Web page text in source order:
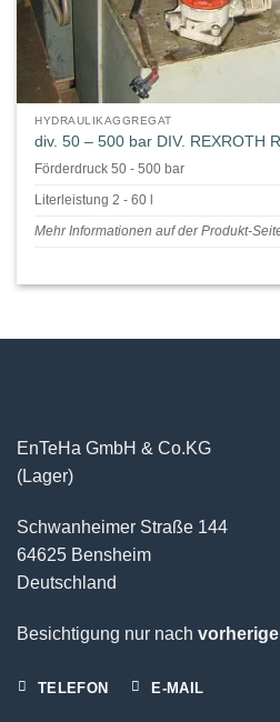
HYDRAULIKAGGREGAT
div. 50 – 500 bar DIV. REXROTH
Förderdruck 50 - 500 bar
Literleistung 2 - 60 l
Mehr Informationen auf der Produkt-
EnTeHa GmbH & Co.KG
(Lager)
Schwanheimer Straße 144
64625 Bensheim
Deutschland
Besichtigung nur nach
TELEFON E-MAIL